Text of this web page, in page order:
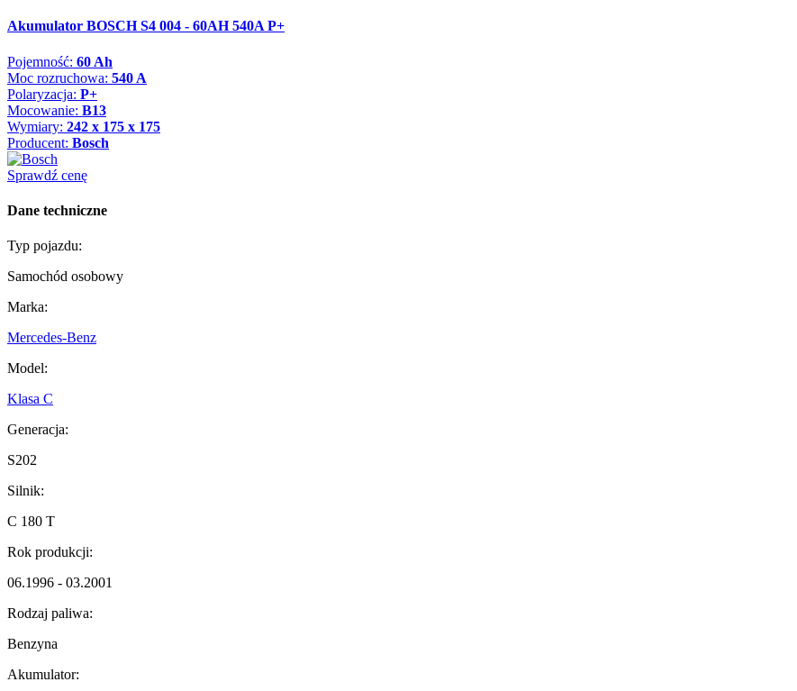
Akumulator BOSCH S4 004 - 60AH 540A P+
Pojemność: 60 Ah
Moc rozruchowa: 540 A
Polaryzacja: P+
Mocowanie: B13
Wymiary: 242 x 175 x 175
Producent: Bosch
Sprawdź cenę
Dane techniczne
Typ pojazdu:
Samochód osobowy
Marka:
Mercedes-Benz
Model:
Klasa C
Generacja:
S202
Silnik:
C 180 T
Rok produkcji:
06.1996 - 03.2001
Rodzaj paliwa:
Benzyna
Akumulator: